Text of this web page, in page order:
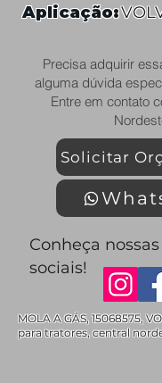
Aplicação:
Precisa adquirir
alguma dúvida
Entre em contato
Solicitar
Conheça
sociais!
MOLA A GÁS,15068575,
para tratores, central